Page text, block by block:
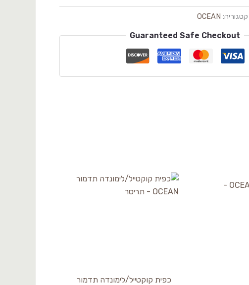
קטגוריה: OCEAN
Guaranteed Safe Checkout
כפית קוקטייל/לימונדה תדמור